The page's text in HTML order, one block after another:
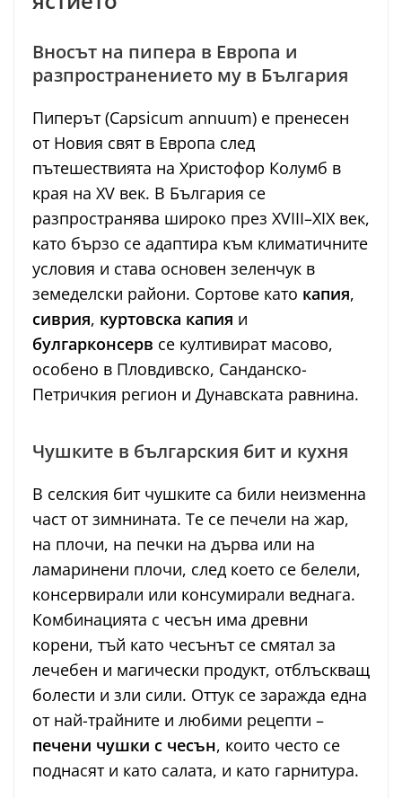
Вносът на пипера в Европа и
разпространението му в България
Пиперът (Capsicum annuum) е пренесен
от Новия свят в Европа след
пътешествията на Христофор Колумб в
края на XV век. В България се
разпространява широко през XVIII–XIX век,
като бързо се адаптира към климатичните
условия и става основен зеленчук в
земеделски райони. Сортове като капия,
сиврия, куртовска капия и
булгарконсерв се култивират масово,
особено в Пловдивско, Санданско-
Петричкия регион и Дунавската равнина.
Чушките в българския бит и кухня
В селския бит чушките са били неизменна
част от зимнината. Те се печели на жар,
на плочи, на печки на дърва или на
ламаринени плочи, след което се белели,
консервирали или консумирали веднага.
Комбинацията с чесън има древни
корени, тъй като чесънът се смятал за
лечебен и магически продукт, отблъскващ
болести и зли сили. Оттук се заражда една
от най-трайните и любими рецепти –
печени чушки с чесън, които често се
поднасят и като салата, и като гарнитура.